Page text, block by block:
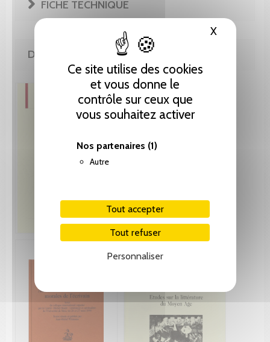
Ce site utilise des cookies
et vous donne le
contrôle sur ceux que
vous souhaitez activer
Nos partenaires (1)
Autre
Tout accepter
Tout refuser
Personnaliser
XMasquer
FICHE TECHNIQUE
DE LA MÊME COLLECTION